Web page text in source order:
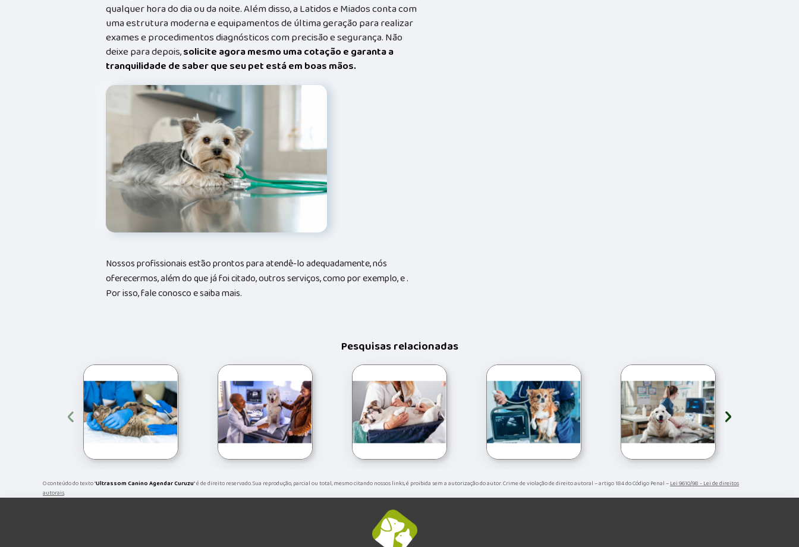
qualquer hora do dia ou da noite. Além disso, a Latidos e Miados conta com
uma estrutura moderna e equipamentos de última geração para realizar
exames e procedimentos diagnósticos com precisão e segurança. Não
deixe para depois,solicite agora mesmo uma cotação e garanta a
tranquilidade de saber que seu pet está em boas mãos.
Nossos profissionais estão prontos para atendê-lo adequadamente, nós
oferecermos, além do que já foi citado, outros serviços, como por exemplo, e .
Por isso, fale conosco e saiba mais.
Pesquisas relacionadas
‹ ›
O conteúdo do texto "Ultrassom Canino Agendar Curuzu" é de direito reservado. Sua reprodução, parcial ou total, mesmo citando nossos links, é proibida sem a autorização do autor. Crime de violação de direito autoral – artigo 184 do Código Penal –Lei 9610/98 - Lei de direitos
autorais.